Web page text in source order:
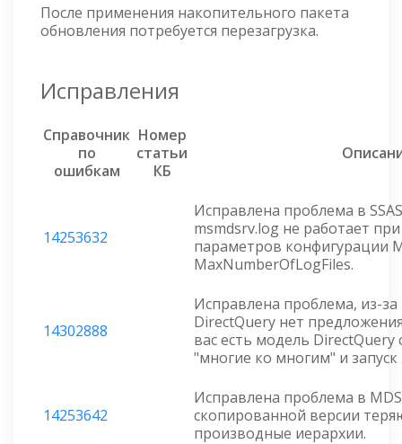
После применения накопительного пакета
обновления потребуется перезагрузка.
Исправления
Справочник
по
ошибкам
Номер
статьи
КБ
14253632
Исправлена проблема в
msmdsrv.log не работает
параметров конфигурации
MaxNumberOfLogFiles.
14302888
Исправлена проблема, из-
DirectQuery нет
вас есть модель DirectQuery
"многие ко многим" и запуск
14253642
Исправлена проблема в
скопированной версии
производные иерархии.